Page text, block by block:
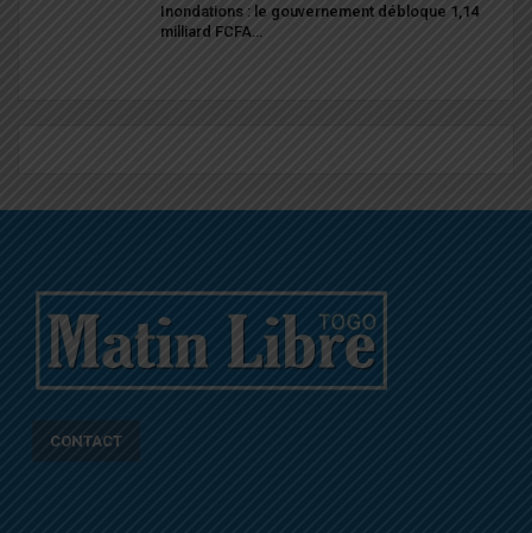
Inondations : le gouvernement débloque 1,14
milliard FCFA…
CONTACT